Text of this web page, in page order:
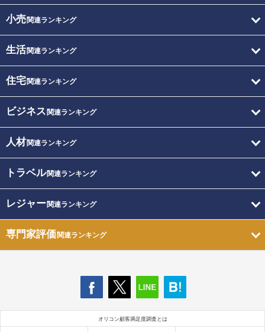
小売関連ランキング
生活関連ランキング
住宅関連ランキング
ビジネス 関連ランキング
人材関連ランキング
トラベル関連ランキング
レジャー関連ランキング
専門家評価関連ランキング
オリコン顧客満足度調査とは